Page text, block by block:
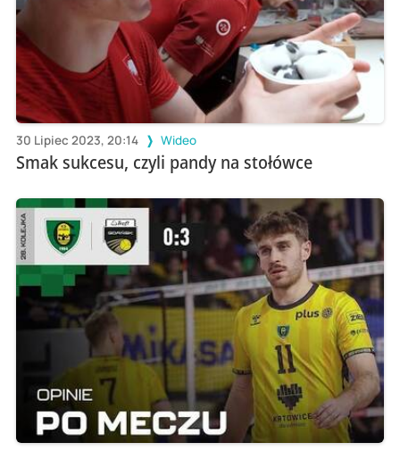
30 Lipiec 2023, 20:14 Wideo
Smak sukcesu, czyli pandy na stołówce